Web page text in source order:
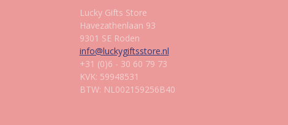
Lucky Gifts Store
Havezathenlaan 93
9301 SE Roden
info@luckygiftsstore.nl
+31 (0)6 - 30 60 79 73
KVK: 59948531
BTW: NL002159256B40